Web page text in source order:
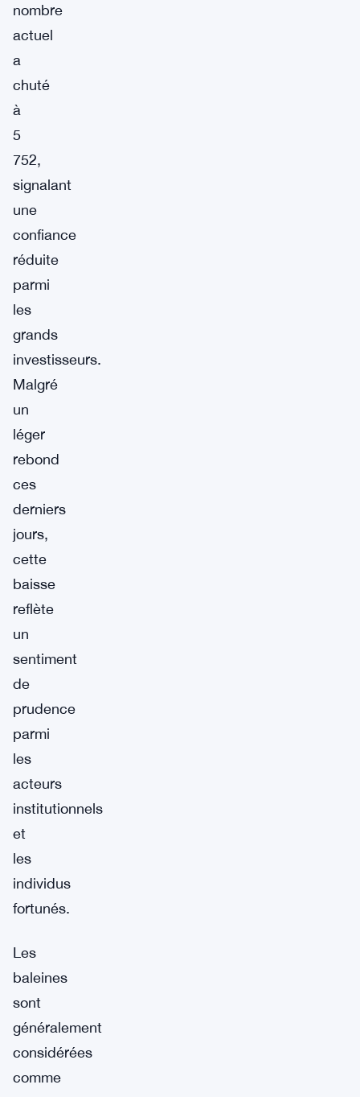
nombre
actuel
a
chuté
à
5
752,
signalant
une
confiance
réduite
parmi
les
grands
investisseurs.
Malgré
un
léger
rebond
ces
derniers
jours,
cette
baisse
reflète
un
sentiment
de
prudence
parmi
les
acteurs
institutionnels
et
les
individus
fortunés.
Les
baleines
sont
généralement
considérées
comme